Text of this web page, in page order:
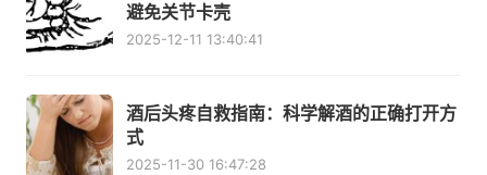
避免关节卡壳
2025-12-11 13:40:41
酒后头疼自救指南：科学解酒的正确打开方
式
2025-11-30 16:47:28